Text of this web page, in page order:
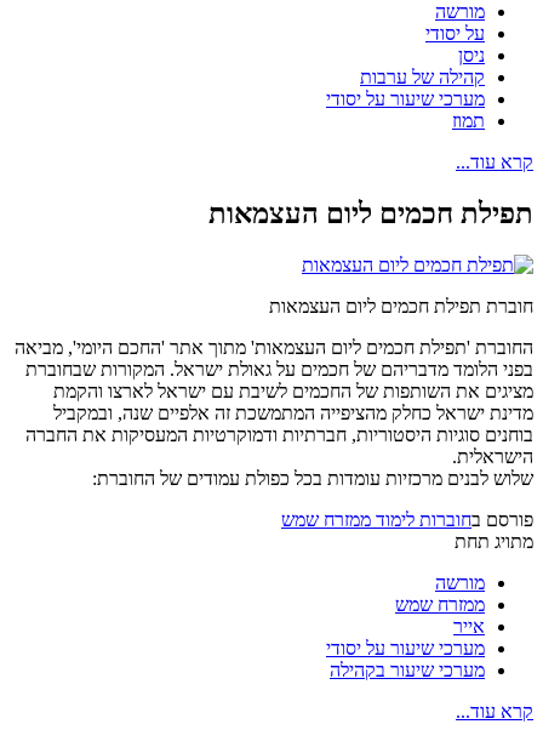
מורשה
על יסודי
ניסן
קהילה של ערבות
מערכי שיעור על יסודי
תמוז
קרא עוד...
תפילת חכמים ליום העצמאות
חוברת תפילת חכמים ליום העצמאות
החוברת 'תפילת חכמים ליום העצמאות' מתוך אתר 'החכם היומי', מביאה
בפני הלומד מדבריהם של חכמים על גאולת ישראל. המקורות שבחוברת
מציגים את השותפות של החכמים לשיבת עם ישראל לארצו והקמת
מדינת ישראל כחלק מהציפייה המתמשכת זה אלפיים שנה, ובמקביל
בוחנים סוגיות היסטוריות, חברתיות ודמוקרטיות המעסיקות את החברה
הישראלית.
שלוש לבנים מרכזיות עומדות בכל כפולת עמודים של החוברת:
פורסם בחוברות לימוד ממזרח שמש
מתויג תחת
מורשה
ממזרח שמש
אייר
מערכי שיעור על יסודי
מערכי שיעור בקהילה
קרא עוד...